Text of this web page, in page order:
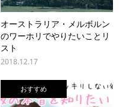
オーストラリア・メルボルン
のワーホリでやりたいことリ
スト
2018.12.17
おすすめ